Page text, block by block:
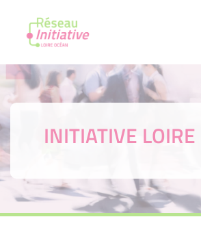
INITIATIVE LOIRE